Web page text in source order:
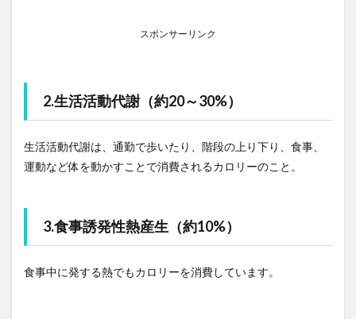
スポンサーリンク
2.生活活動代謝（約20～30%）
生活活動代謝は、通勤で歩いたり、階段の上り下り、食事、
運動など体を動かすことで消費されるカロリーのこと。
3.食事誘発性熱産生（約10%）
食事中に発する熱でもカロリーを消費しています。